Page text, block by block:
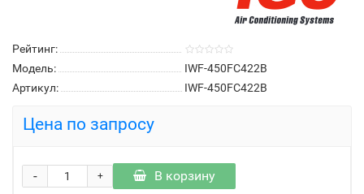
Рейтинг:
Модель:
IWF-450FC422B
Артикул:
IWF-450FC422B
Цена по запросу
+
- В корзину